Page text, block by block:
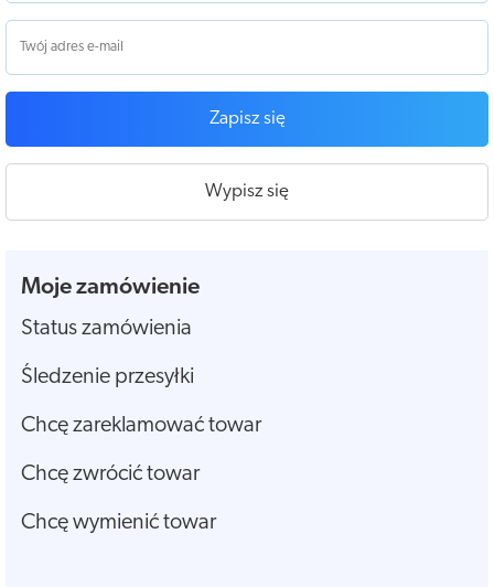
Zapisz się
Wypisz się
Moje zamówienie
Status zamówienia
Śledzenie przesyłki
Chcę zareklamować towar
Chcę zwrócić towar
Chcę wymienić towar